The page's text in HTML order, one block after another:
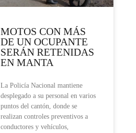
MOTOS CON MÁS
DE UN OCUPANTE
SERÁN RETENIDAS
EN MANTA
La Policía Nacional mantiene
desplegado a su personal en varios
puntos del cantón, donde se
realizan controles preventivos a
conductores y vehículos,